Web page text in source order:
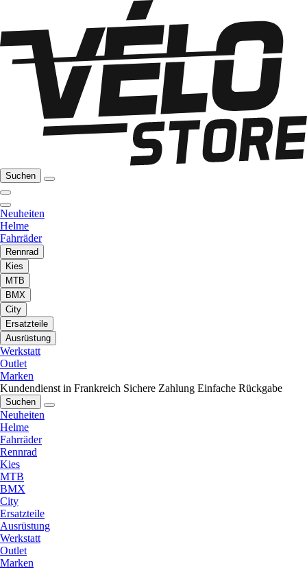
Suchen
Neuheiten
Helme
Fahrräder
Rennrad
Kies
MTB
BMX
City
Ersatzteile
Ausrüstung
Werkstatt
Outlet
Marken
Kundendienst in Frankreich Sichere Zahlung Einfache Rückgabe
Suchen
Neuheiten
Helme
Fahrräder
Rennrad
Kies
MTB
BMX
City
Ersatzteile
Ausrüstung
Werkstatt
Outlet
Marken